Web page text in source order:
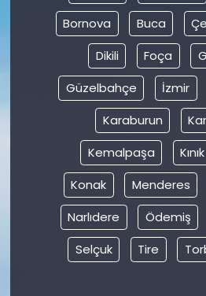
Bornova
Buca
Dikili
Foça
Güzelbahçe
İzmir
Karaburun
Kemalpaşa
Kınık
Konak
Menderes
Narlıdere
Ödemiş
Selçuk
Tire